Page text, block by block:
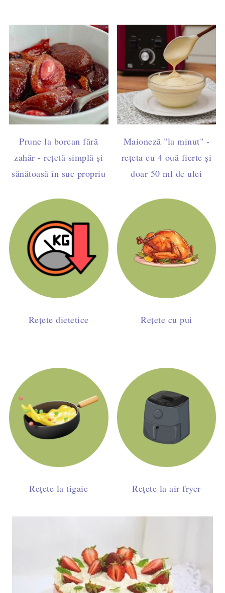
Prune la borcan fără
zahăr - rețetă simplă și
sănătoasă în suc propriu
Maioneză "la minut" -
rețeta cu 4 ouă fierte și
doar 50 ml de ulei
Rețete dietetice Rețete cu pui
Rețete la tigaie Rețete la air fryer